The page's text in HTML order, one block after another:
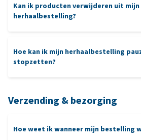
Kan ik producten verwijderen uit mijn
herhaalbestelling?
Hoe kan ik mijn herhaalbestelling
stopzetten?
Verzending & bezorging
Hoe weet ik wanneer mijn bestelling